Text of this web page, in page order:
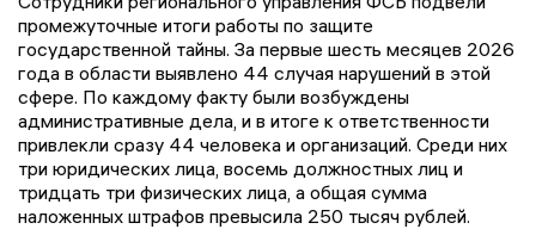
промежуточные итоги работы по защите
государственной тайны. За первые шесть месяцев 2026
года в области выявлено 44 случая нарушений в этой
сфере. По каждому факту были возбуждены
административные дела, и в итоге к ответственности
привлекли сразу 44 человека и организаций. Среди них
три юридических лица, восемь должностных лиц и
тридцать три физических лица, а общая сумма
наложенных штрафов превысила 250 тысяч рублей.